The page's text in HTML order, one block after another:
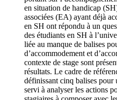
en situation de handicap
associées (EA) ayant déjà
en SH ont répondu à un
des étudiants en SH à
liée au manque de balises
d’accommodement et
contexte de stage sont
résultats. Le cadre de
définissant cinq balises pour
servi à analyser les actions